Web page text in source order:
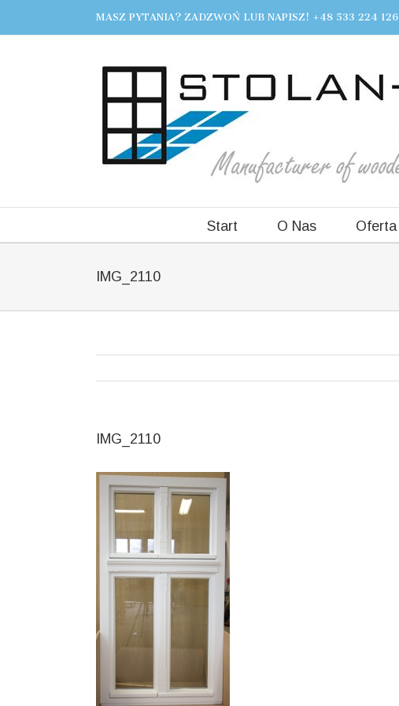
MASZ PYTANIA? ZADZWOŃ LUB NAPISZ! +48 533 224 126
Start O Nas Oferta
IMG_2110
IMG_2110